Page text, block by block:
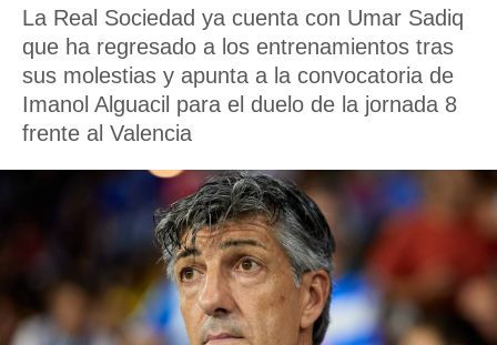
calidad.
a este
las
y
forma
permite
seguir
ACEPTAR
La Real Sociedad ya cuenta con Umar Sadiq
que ha regresado a los entrenamientos tras
sus molestias y apunta a la convocatoria de
Imanol Alguacil para el duelo de la jornada 8
frente al Valencia